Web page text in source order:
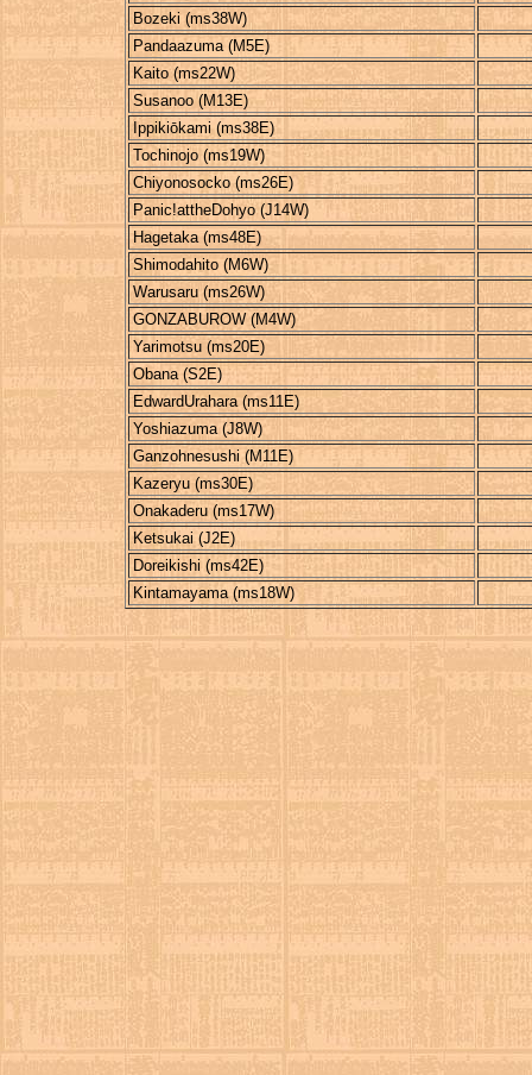
Bozeki (ms38W)
Pandaazuma (M5E)
Kaito (ms22W)
Susanoo (M13E)
Ippikiōkami (ms38E)
Tochinojo (ms19W)
Chiyonosocko (ms26E)
Panic!attheDohyo (J14W)
Hagetaka (ms48E)
Shimodahito (M6W)
Warusaru (ms26W)
GONZABUROW (M4W)
Yarimotsu (ms20E)
Obana (S2E)
EdwardUrahara (ms11E)
Yoshiazuma (J8W)
Ganzohnesushi (M11E)
Kazeryu (ms30E)
Onakaderu (ms17W)
Ketsukai (J2E)
Doreikishi (ms42E)
Kintamayama (ms18W)